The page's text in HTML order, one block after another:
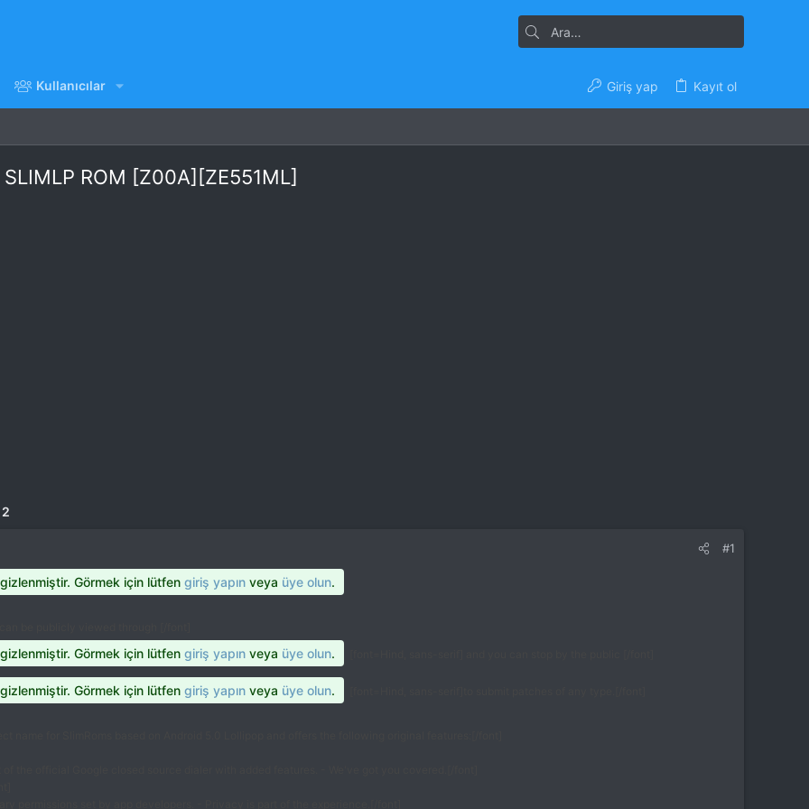
Kullanıcılar Giriş yap Kayıt ol
ROM [Z00A][ZE551ML]
#1
Görmek için lütfen giriş yapın veya üye olun.
Görmek için lütfen giriş yapın veya üye olun.
Görmek için lütfen giriş yapın veya üye olun.